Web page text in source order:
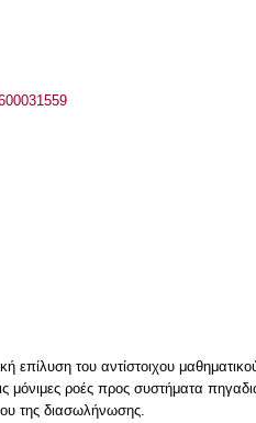
επίλυση του αντίστοιχου
μόνιμες ροές προς συστήματα
της διασωλήνωσης.